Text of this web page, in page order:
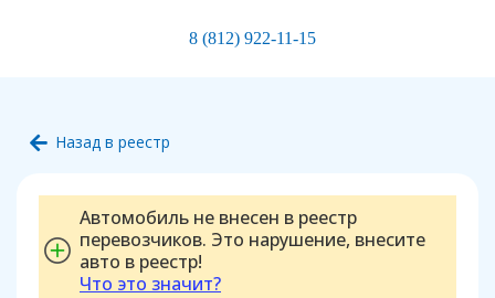
8 (812) 922-11-15
Назад в реестр
Автомобиль не внесен в реестр
перевозчиков. Это нарушение, внесите
авто в реестр!
Что это значит?